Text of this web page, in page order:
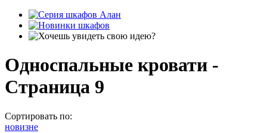
Односпальные кровати -
Страница 9
Сортировать по:
новизне